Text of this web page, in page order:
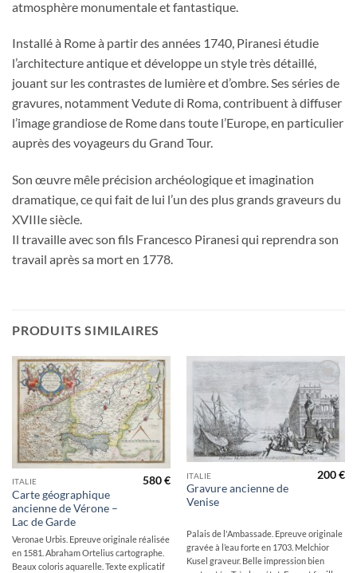
atmosphère monumentale et fantastique.
Installé à Rome à partir des années 1740, Piranesi étudie
l’architecture antique et développe un style très détaillé,
jouant sur les contrastes de lumière et d’ombre. Ses séries de
gravures, notamment Vedute di Roma, contribuent à diffuser
l’image grandiose de Rome dans toute l’Europe, en particulier
auprès des voyageurs du Grand Tour.
Son œuvre mêle précision archéologique et imagination
dramatique, ce qui fait de lui l’un des plus grands graveurs du
XVIIIe siècle.
Il travaille avec son fils Francesco Piranesi qui reprendra son
travail après sa mort en 1778.
PRODUITS SIMILAIRES
Ajouter
à la
wishlist
ITALIE
Carte géographique
ancienne de Vérone –
Lac de Garde
580€
Veronae Urbis. Epreuve originale réalisée
en 1581. Abraham Ortelius cartographe.
Beaux coloris aquarelle. Texte explicatif
Ajouter
à la
wishlist
ITALIE
Gravure ancienne de
Venise
200€
Palais de l'Ambassade. Epreuve originale
gravée à l’eau forte en 1703. Melchior
Kusel graveur. Belle impression bien